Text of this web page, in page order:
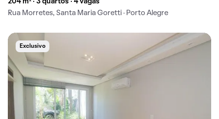
204 m² · 3 quartos · 4 vagas
Rua Morretes, Santa Maria Goretti · Porto Alegre
Exclusivo